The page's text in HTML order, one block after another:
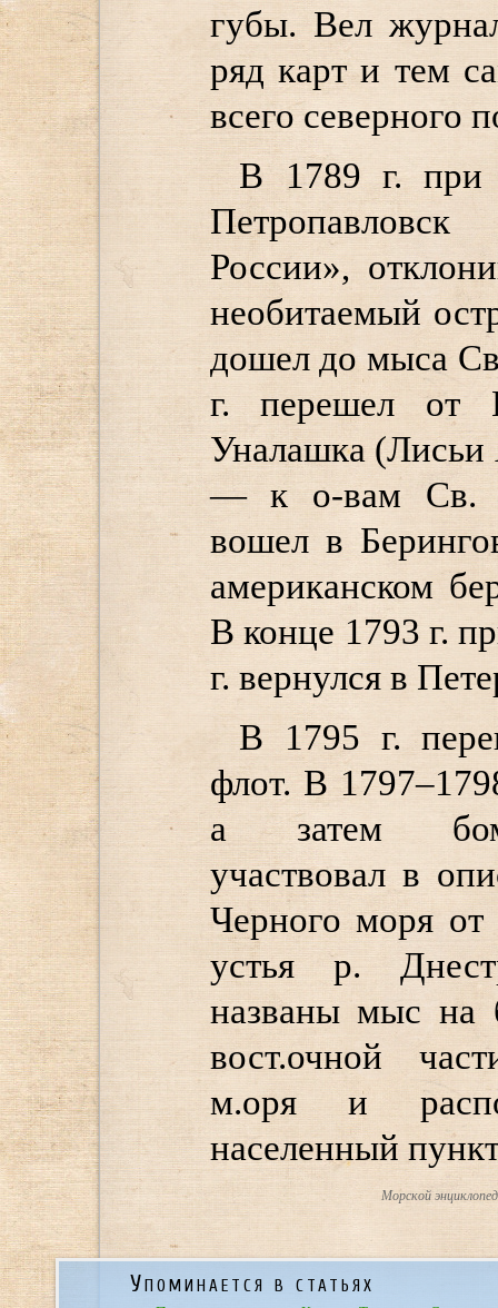
губы. Вел
ряд карт и тем
всего северного
В 1789 г. при
России»,
необитаемый
дошел до мыса
г. перешел от
Уналашка (Лисьи
— к о-вам Св.
вошел в
американском
В конце 1793 г.
г. вернулся в
В 1795 г.
флот. В
а затем
участвовал в
Черного моря от
устья р.
названы мыс на
вост.очной
м.оря и
населенный
Морской
Упоминается в статьях